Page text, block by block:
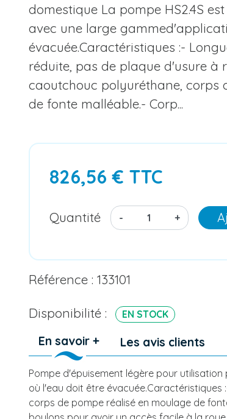
domestique La pompe HS2.4S
avec une large
évacuée.Caractéristiques :-
réduite, pas de plaque d'usure à
caoutchouc polyuréthane, corps
de fonte malléable.- Corp...
826,56 € TTC
Quantité - +
Référence : 133101
Disponibilité : EN STOCK
En savoir + Les avis clients
Pompe d'épuisement légère pour
où l'eau doit être évacuée.Caractéristiques
corps de pompe réalisé en moulage de